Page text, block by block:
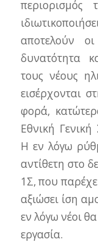
αποτελούν
δυνατότητα
τους νέους
εισέρχονται
φορά,
Εθνική
Η εν λόγω
αντίθετη στο
1Σ, που
αξιώσει ίση
εν λόγω νέοι
εργασία.